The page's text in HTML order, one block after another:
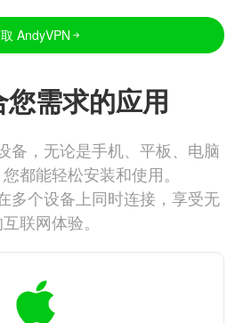
AndyVPN
需求的应用
备，无论是手机、平板、电脑
都能轻松安装和使用。
多个设备上同时连接，享受无
联网体验。